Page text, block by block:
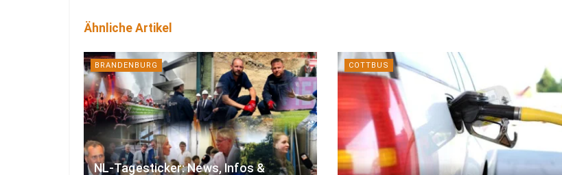
Ähnliche Artikel
BRANDENBURG
NL-Tagesticker: News, Infos &
COTTBUS